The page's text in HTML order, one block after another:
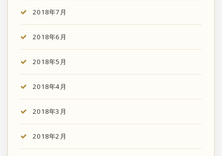
2018年7月
2018年6月
2018年5月
2018年4月
2018年3月
2018年2月